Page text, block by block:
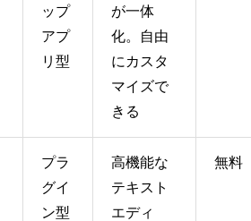
ップ
アプ
リ型
が一体
化。自由
にカスタ
マイズで
きる
プラ
グイ
ン型
高機能な
テキスト
エディ
無料